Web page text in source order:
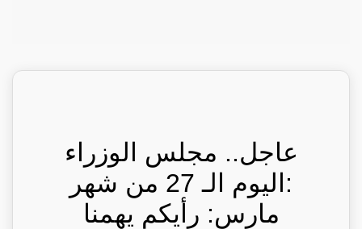
عاجل.. مجلس الوزراء
:اليوم الـ 27 من شهر
مارس: رأيكم يهمنا